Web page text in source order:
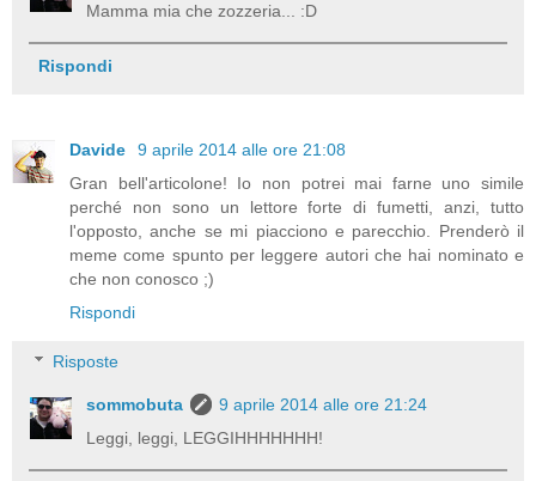
Mamma mia che zozzeria... :D
Rispondi
Davide
9 aprile 2014 alle ore 21:08
Gran bell'articolone! Io non potrei mai farne uno simile
perché non sono un lettore forte di fumetti, anzi, tutto
l'opposto, anche se mi piacciono e parecchio. Prenderò il
meme come spunto per leggere autori che hai nominato e
che non conosco ;)
Rispondi
Risposte
sommobuta
9 aprile 2014 alle ore 21:24
Leggi, leggi, LEGGIHHHHHHH!